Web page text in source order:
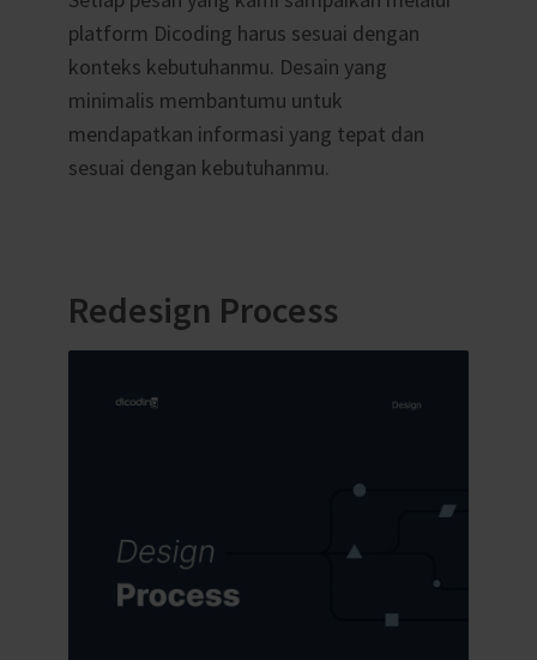
platform Dicoding harus sesuai dengan
konteks kebutuhanmu. Desain yang
minimalis membantumu untuk
mendapatkan informasi yang tepat dan
sesuai dengan kebutuhanmu.
Redesign Process